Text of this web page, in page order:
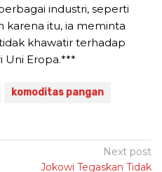
industri, seperti
karena itu, ia meminta
khawatir terhadap
Uni Eropa.***
komoditas pangan
Next post
Jokowi Tegaskan Tidak